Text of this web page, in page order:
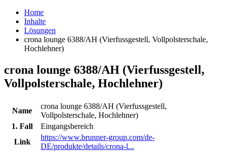
Home
Inhalte
Lösungen
crona lounge 6388/AH (Vierfussgestell, Vollpolsterschale,
Hochlehner)
crona lounge 6388/AH (Vierfussgestell,
Vollpolsterschale, Hochlehner)
Name
crona lounge 6388/AH (Vierfussgestell,
Vollpolsterschale, Hochlehner)
1. Fall
Eingangsbereich
Link
https://www.brunner-group.com/de-
DE/produkte/details/crona-l...